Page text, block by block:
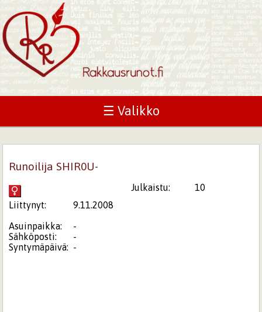
☰ Valikko
Runoilija SHIR0U-
Julkaistu:
10
Liittynyt:
9.11.2008
Asuinpaikka:
-
Sähköposti:
-
Syntymäpäivä: -